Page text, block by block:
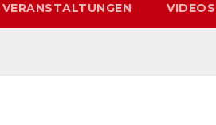
VERANSTALTUNGEN VIDEOS